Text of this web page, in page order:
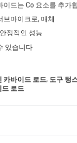
이드는 Co 요소를 추가
브마이크로, 매체
정적인 성능
있습니다
카바이드 로드, 도구 텅
드 로드